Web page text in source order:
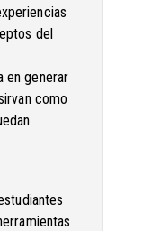
del
en generar
como